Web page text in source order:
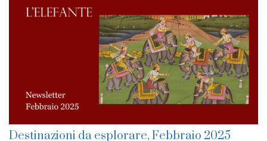
Destinazioni da esplorare, Febbraio 2025